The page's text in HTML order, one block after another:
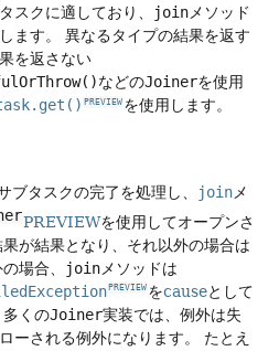
スクに適しており、
joinメソッド
ます。
異なるタイプの結果を返す
を返さない
などのJoinerを使用
PREVIEW を使用します。
ブタスクの完了を処理し、 join メ
PREVIEWを使用してオープンさ
が結果となり、それ以外の場合は
場合、 join メソッドは
PREVIEW をcauseとして
多くのJoiner実装では、例外は失
ーされる例外になります。
たとえ